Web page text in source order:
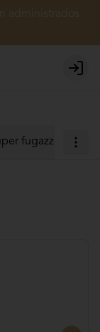
administrados
Login
fugazzetas